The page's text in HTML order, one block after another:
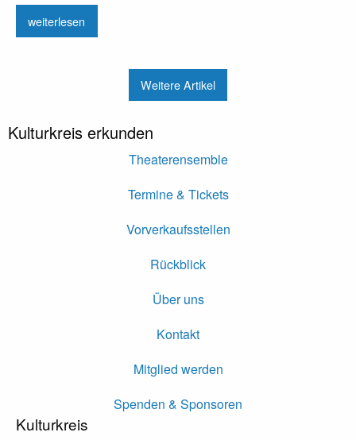
weiterlesen
Weitere Artikel
Kulturkreis erkunden
Theaterensemble
Termine & Tickets
Vorverkaufsstellen
Rückblick
Über uns
Kontakt
Mitglied werden
Spenden & Sponsoren
Kulturkreis